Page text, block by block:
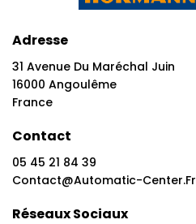
Adresse
31 Avenue Du Maréchal Juin
16000 Angoulême
France
Contact
05 45 21 84 39
Contact@automatic-Center.fr
Réseaux Sociaux